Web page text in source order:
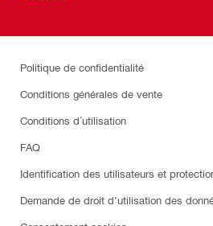
Politique de confidentialité
Conditions générales de vente
Conditions d´utilisation
FAQ
Identification des utilisateurs et
Demande de droit d’utilisation des